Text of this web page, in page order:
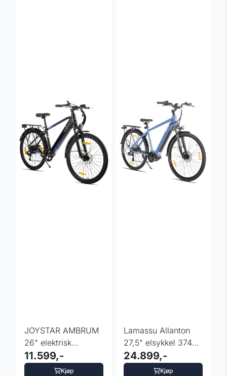
JOYSTAR AMBRUM
26" elektrisk
juniorsykkel 250w
11.599,-
Kjøp
Lamassu Allanton
27,5" elsykkel 374
Wh fargevalg
24.899,-
Kjøp